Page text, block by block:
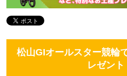
松山GIオールスター競輪
レゼント